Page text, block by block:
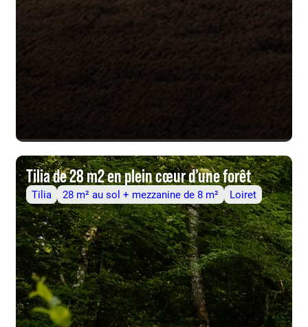
Tilia de 28 m2 en plein cœur d’une forêt
Tilia 28 m² au sol + mezzanine de 8 m² Loiret